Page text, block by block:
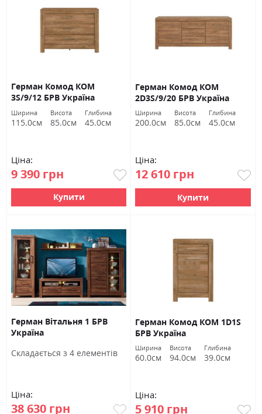
Герман Комод КОМ
3S/9/12 БРВ Україна
Ширина
115.0см
Висота
85.0см
Глибина
45.0см
Ціна:
9 390 грн
Купити
Герман Комод КОМ
2D3S/9/20 БРВ Україна
Ширина
200.0см
Висота
85.0см
Глибина
45.0см
Ціна:
12 610 грн
Купити
Герман Вітальня 1 БРВ
Україна
Cкладається з 4 елементів
Ціна:
38 630 грн
Герман Комод КОМ 1D1S
БРВ Україна
Ширина
60.0см
Висота
94.0см
Глибина
39.0см
Ціна:
5 910 грн